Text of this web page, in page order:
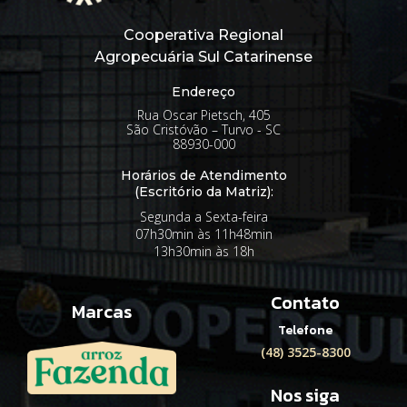
Cooperativa Regional
Agropecuária Sul Catarinense
Endereço
Rua Oscar Pietsch, 405
São Cristóvão – Turvo - SC
88930-000
Horários de Atendimento
(Escritório da Matriz):
Segunda a Sexta-feira
07h30min às 11h48min
13h30min às 18h
Marcas Contato
Telefone
(48) 3525-8300
Nos siga